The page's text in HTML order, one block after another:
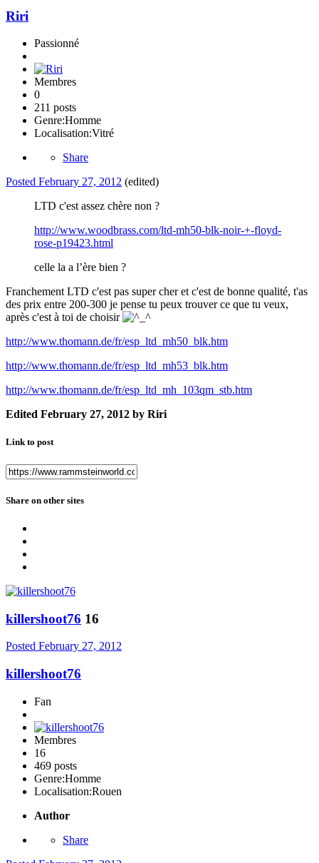
Riri
Passionné
Membres
0
211 posts
Genre:Homme
Localisation:Vitré
Share
Posted February 27, 2012 (edited)
LTD c'est assez chère non ?
http://www.woodbrass.com/ltd-mh50-blk-noir-+-floyd-
rose-p19423.html
celle la a l’ère bien ?
Franchement LTD c'est pas super cher et c'est de bonne qualité, t'as
des prix entre 200-300 je pense tu peux trouver ce que tu veux,
après c'est à toi de choisir
http://www.thomann.de/fr/esp_ltd_mh50_blk.htm
http://www.thomann.de/fr/esp_ltd_mh53_blk.htm
http://www.thomann.de/fr/esp_ltd_mh_103qm_stb.htm
Edited February 27, 2012 by Riri
Link to post
Share on other sites
killershoot76 16
Posted February 27, 2012
killershoot76
Fan
Membres
16
469 posts
Genre:Homme
Localisation:Rouen
Author
Share